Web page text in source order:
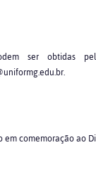
ser obtidas
comemoração ao